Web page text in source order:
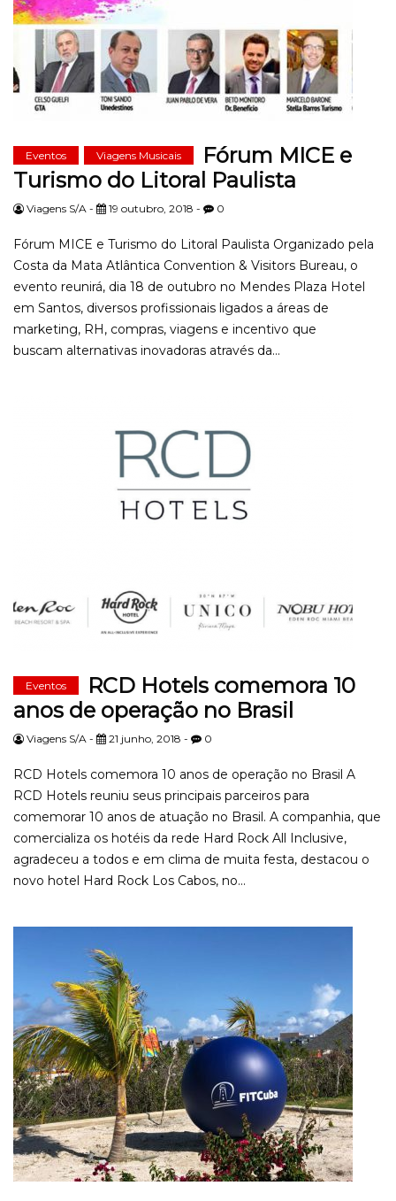
Eventos Viagens Musicais
Fórum MICE e
Turismo do Litoral Paulista
Viagens S/A - 19 outubro, 2018 - 0
Fórum MICE e Turismo do Litoral Paulista Organizado pela
Costa da Mata Atlântica Convention & Visitors Bureau, o
evento reunirá, dia 18 de outubro no Mendes Plaza Hotel
em Santos, diversos profissionais ligados a áreas de
marketing, RH, compras, viagens e incentivo que
buscam alternativas inovadoras através da...
Eventos
RCD Hotels comemora 10
anos de operação no Brasil
Viagens S/A - 21 junho, 2018 - 0
RCD Hotels comemora 10 anos de operação no Brasil A
RCD Hotels reuniu seus principais parceiros para
comemorar 10 anos de atuação no Brasil. A companhia, que
comercializa os hotéis da rede Hard Rock All Inclusive,
agradeceu a todos e em clima de muita festa, destacou o
novo hotel Hard Rock Los Cabos, no...